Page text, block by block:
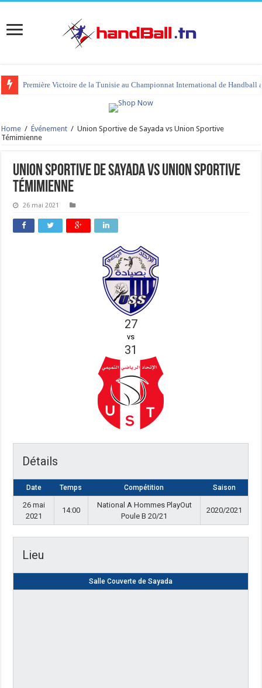
Première Victoire de la Tunisie au Championnat International de Handball
Home / Événement / Union Sportive de Sayada vs Union Sportive
Témimienne
Union Sportive de Sayada vs Union Sportive
Témimienne
26 mai 2021
27
vs
31
Détails
Date Temps Compétition Saison
26 mai
2021
14:00
National A Hommes PlayOut
Poule B 20/21
2020/2021
Lieu
Salle Couverte de Sayada